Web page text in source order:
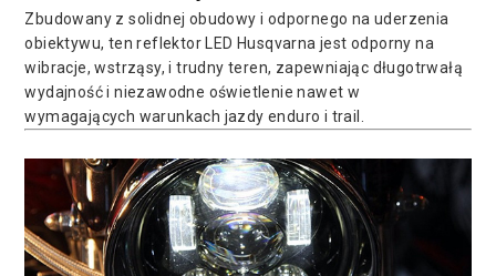
Zbudowany z solidnej obudowy i odpornego na uderzenia
obiektywu, ten reflektor LED Husqvarna jest odporny na
wibracje, wstrząsy, i trudny teren, zapewniając długotrwałą
wydajność i niezawodne oświetlenie nawet w
wymagających warunkach jazdy enduro i trail.